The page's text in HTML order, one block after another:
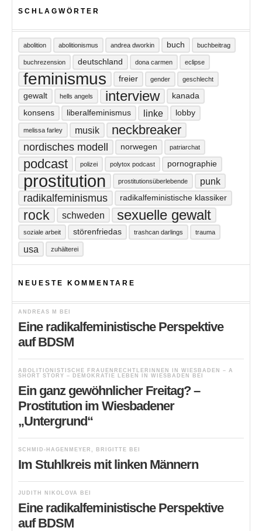
SCHLAGWÖRTER
abolition abolitionismus andrea dworkin buch buchbeitrag
buchrezension deutschland dona carmen eclipse
feminismus freier gender geschlecht
gewalt hells angels interview
kanada
konsens
liberalfeminismus linke lobby
melissa farley musik neckbreaker
nordisches modell norwegen patriarchat
podcast polizei polytox podcast pornographie
prostitution prostitutionsüberlebende punk
radikalfeminismus radikalfeministische klassiker
rock schweden sexuelle gewalt
soziale arbeit störenfriedas trashcan darlings trauma
usa zuhälterei
NEUESTE KOMMENTARE
ANDREAS M BEI
Eine radikalfeministische Perspektive
auf BDSM
ABOLITIONISTISCHE FRAUENRECHTLERINNEN IN WIESBADEN – A
SHORT STORY – DEMOKRATIE LEBEN IN WIESBADEN
BEI
Ein ganz gewöhnlicher Freitag? –
Prostitution im Wiesbadener
„Untergrund“
SCHMID-HAGENMEYER, BRIGITTE BEI
Im Stuhlkreis mit linken Männern
JUDITH NIKOLOVA BEI
Eine radikalfeministische Perspektive
auf BDSM